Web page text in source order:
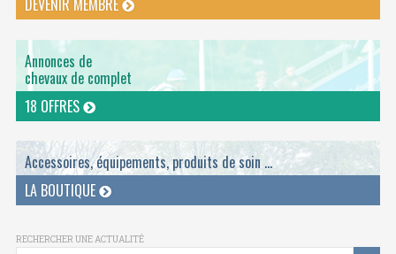
DEVENIR MEMBRE
Annonces de
chevaux de complet
18 OFFRES
Accessoires, équipements, produits de soin ...
LA BOUTIQUE
RECHERCHER UNE ACTUALITÉ